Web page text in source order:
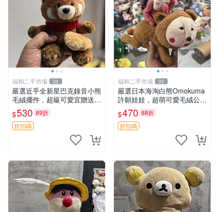
福和二手市場 32
嚴選近乎全新星巴克錄音小熊
毛絨擺件，超級可愛宜贈送掛
飾 錄音小熊 毛絨擺件 贈品
$530 89折
折扣碼
福和二手市場 32
嚴選日本海淘白熊Omokuma
許願娃娃，超萌可愛毛絨公仔
推薦收藏 白熊 Omokuma 毛
絨玩具 偽裝娃娃 玩具擺飾
$470 88折
折扣碼